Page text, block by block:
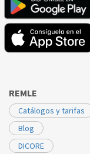
REMLE
Catálogos y tarifas
Blog
DICORE